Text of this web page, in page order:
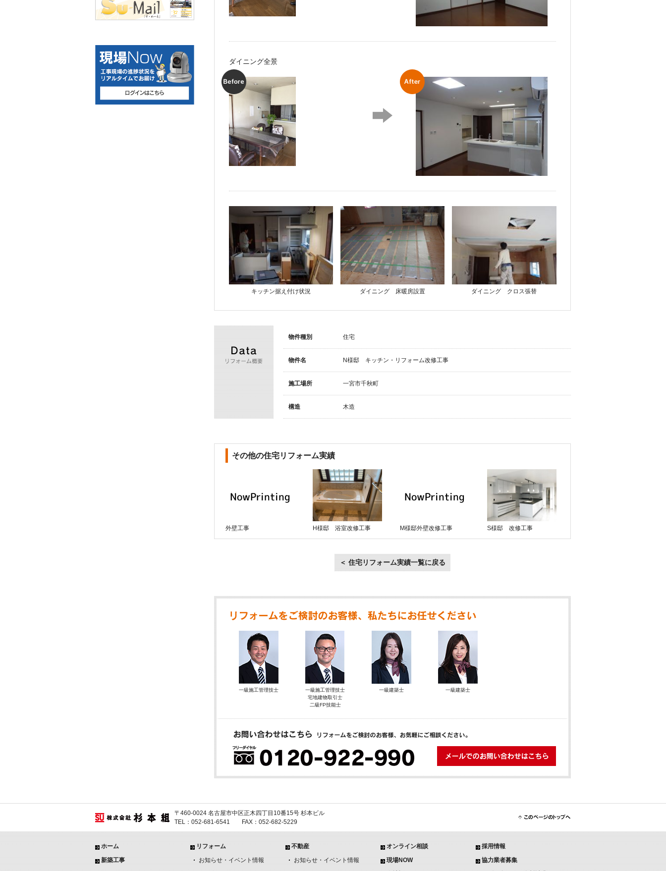
ダイニング全景
キッチン据え付け状況 ダイニング 床暖房設置 ダイニング クロス張替
リフォーム概要
物件種別 住宅
物件名 N様邸 キッチン・リフォーム改修工事
施工場所 一宮市千秋町
構造 木造
その他の住宅リフォーム実績
外壁工事 H様邸 浴室改修工事 M様邸外壁改修工事 S様邸 改修工事
＜ 住宅リフォーム実績一覧に戻る
リフォームをご検討のお客様
一級施工管理技士
一級施工管理技士
宅地建物取引士
二級FP技能士
一級建築士 一級建築士
メールでのお問い合わせはこちら
〒460-0024 名古屋市中区正木四丁目10番15号 杉本ビル
TEL：052-681-6541 FAX：052-682-5229
ホーム
新築工事
リフォーム
お知らせ・イベント情報
不動産
お知らせ・イベント情報
オンライン相談
現場NOW
採用情報
協力業者募集